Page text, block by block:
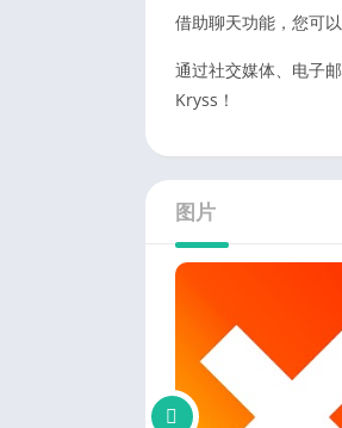
借助聊天功能，您可
通过社交媒体、电子
Kryss！
图片